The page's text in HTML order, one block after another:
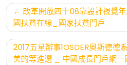
文
章
導
覽
改革開放四十08靠設計視覺
國扶貧在線_國家扶貧門戶
2017五星辦事1OSDER奧斯德德
美的等進選 _ 中國成長門戶網－